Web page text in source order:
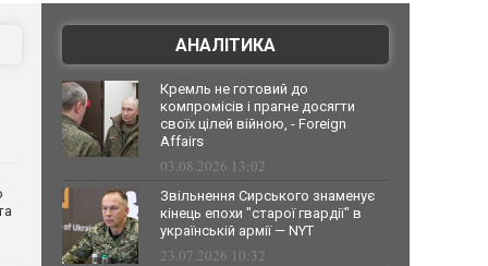
АНАЛІТИКА
Кремль не готовий до
компромісів і прагне досягти
своїх цілей війною, - Foreign
Affairs
03.08.2026 13:02
Звільнення Сирського знаменує
кінець епохи "старої гвардії" в
українській армії — NYT
23.07.2026 10:32